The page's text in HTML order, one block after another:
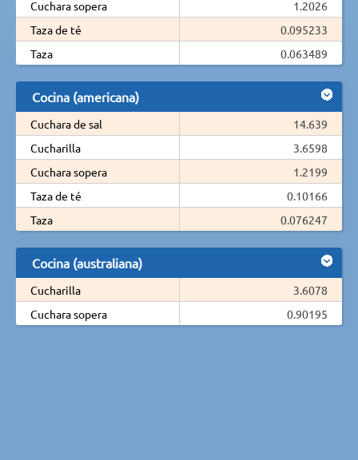
Cuchara sopera
1.2026
Taza de té
0.095233
Taza
0.063489
Cocina (americana)
Cuchara de sal
14.639
Cucharilla
3.6598
Cuchara sopera
1.2199
Taza de té
0.10166
Taza
0.076247
Cocina (australiana)
Cucharilla
3.6078
Cuchara sopera
0.90195